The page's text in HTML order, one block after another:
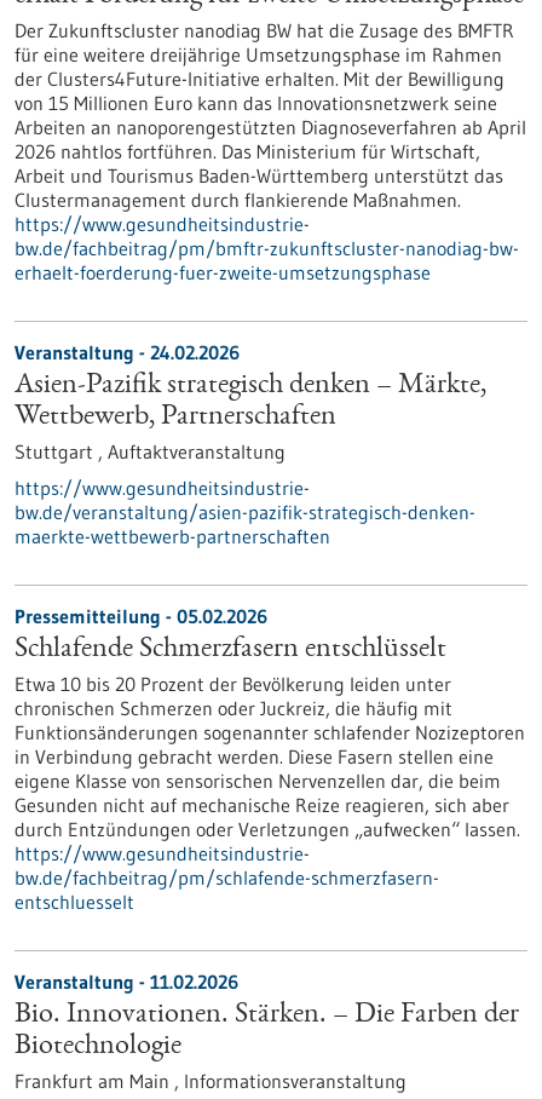
Der Zukunftscluster nanodiag BW hat die Zusage des BMFTR
für eine weitere dreijährige Umsetzungsphase im Rahmen
der Clusters4Future-Initiative erhalten. Mit der Bewilligung
von 15 Millionen Euro kann das Innovationsnetzwerk seine
Arbeiten an nanoporengestützten Diagnoseverfahren ab April
2026 nahtlos fortführen. Das Ministerium für Wirtschaft,
Arbeit und Tourismus Baden-Württemberg unterstützt das
Clustermanagement durch flankierende Maßnahmen.
https://www.gesundheitsindustrie-
bw.de/fachbeitrag/pm/bmftr-zukunftscluster-nanodiag-bw-
erhaelt-foerderung-fuer-zweite-umsetzungsphase
Veranstaltung - 24.02.2026
Asien-Pazifik strategisch denken – Märkte,
Wettbewerb, Partnerschaften
Stuttgart , Auftaktveranstaltung
https://www.gesundheitsindustrie-
bw.de/veranstaltung/asien-pazifik-strategisch-denken-
maerkte-wettbewerb-partnerschaften
Pressemitteilung - 05.02.2026
Schlafende Schmerzfasern entschlüsselt
Etwa 10 bis 20 Prozent der Bevölkerung leiden unter
chronischen Schmerzen oder Juckreiz, die häufig mit
Funktionsänderungen sogenannter schlafender Nozizeptoren
in Verbindung gebracht werden. Diese Fasern stellen eine
eigene Klasse von sensorischen Nervenzellen dar, die beim
Gesunden nicht auf mechanische Reize reagieren, sich aber
durch Entzündungen oder Verletzungen „aufwecken“ lassen.
https://www.gesundheitsindustrie-
bw.de/fachbeitrag/pm/schlafende-schmerzfasern-
entschluesselt
Veranstaltung - 11.02.2026
Bio. Innovationen. Stärken. – Die Farben der
Biotechnologie
Frankfurt am Main , Informationsveranstaltung